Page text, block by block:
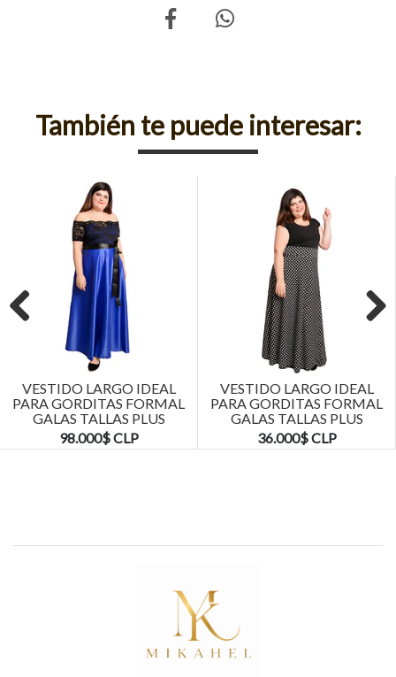
También te puede interesar:
VESTIDO LARGO IDEAL
PARA GORDITAS FORMAL
GALAS TALLAS PLUS
KADRIHEL
98.000$ CLP
VESTIDO LARGO IDEAL
PARA GORDITAS FORMAL
GALAS TALLAS PLUS
KADRIHEL
36.000$ CLP